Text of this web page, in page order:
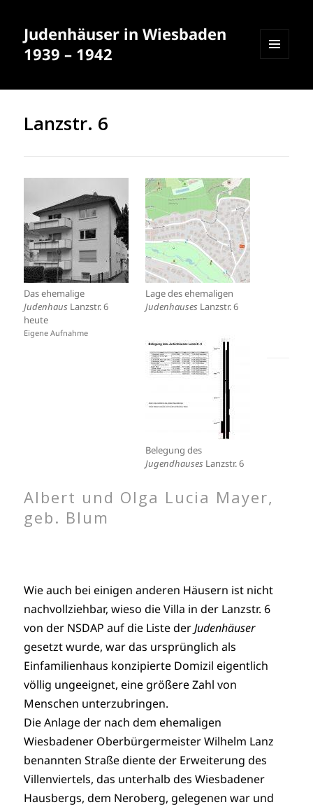
Judenhäuser in Wiesbaden
1939 – 1942
WIDGETS
Lanzstr. 6
Das ehemalige
Judenhaus Lanzstr. 6
heute
Eigene Aufnahme
Lage des ehemaligen
Judenhauses Lanzstr. 6
Belegung des
Jugendhauses Lanzstr. 6
Albert und Olga Lucia Mayer,
geb. Blum
Wie auch bei einigen anderen Häusern ist nicht
nachvollziehbar, wieso die Villa in der Lanzstr. 6
von der NSDAP auf die Liste derJudenhäuser
gesetzt wurde, war das ursprünglich als
Einfamilienhaus konzipierte Domizil eigentlich
völlig ungeeignet, eine größere Zahl von
Menschen unterzubringen.
Die Anlage der nach dem ehemaligen
Wiesbadener Oberbürgermeister Wilhelm Lanz
benannten Straße diente der Erweiterung des
Villenviertels, das unterhalb des Wiesbadener
Hausbergs, dem Neroberg, gelegenen war und